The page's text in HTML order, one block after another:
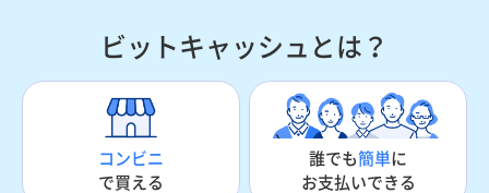
ビットキャッシュとは？
コンビニ
で買える
誰でも簡単に
お支払いできる